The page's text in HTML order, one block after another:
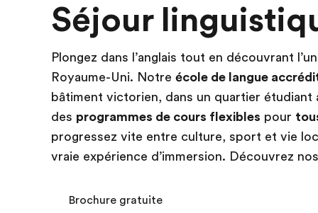
Bienvenue chez EF Nos
Séjour
Plongez dans l’anglais tout en découvrant
Royaume-Uni. Notre école de langue
bâtiment victorien, dans un quartier
des programmes de cours flexibles pour
progressez vite entre culture, sport et vie
vraie expérience d’immersion. Découvrez
Brochure gratuite